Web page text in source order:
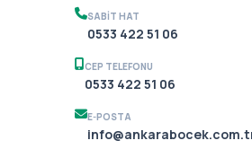
SABIT HAT
0533 422 51 06
CEP TELEFONU
0533 422 51 06
E-POSTA